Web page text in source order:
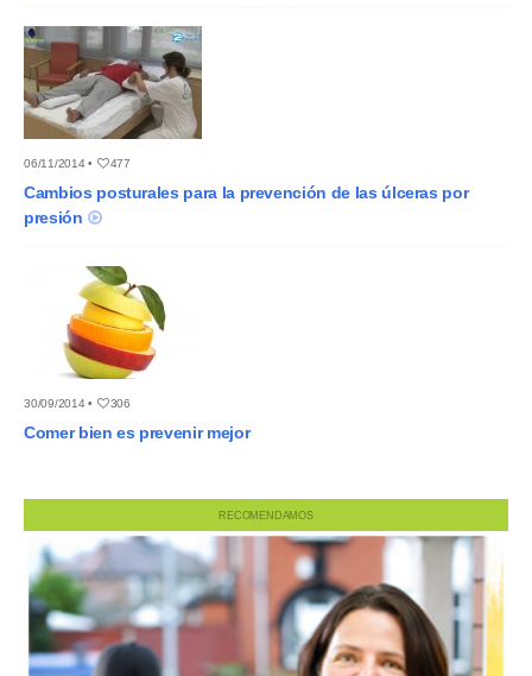
06/11/2014 • 477
Cambios posturales para la prevención de las úlceras por
presión
30/09/2014 • 306
Comer bien es prevenir mejor
RECOMENDAMOS